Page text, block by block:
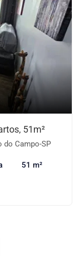
51m²
do Campo-SP
51 m²